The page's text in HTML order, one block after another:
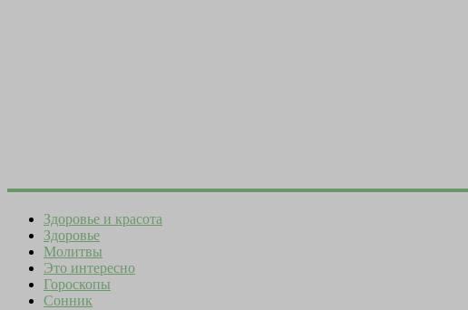
Здоровье и красота
Здоровье
Молитвы
Это интересно
Гороскопы
Сонник